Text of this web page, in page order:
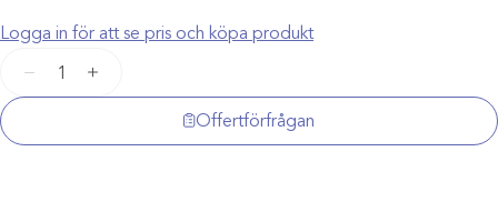
Logga in för att se pris och köpa produkt
Plus
20,5x21cm
+
Offertförfrågan